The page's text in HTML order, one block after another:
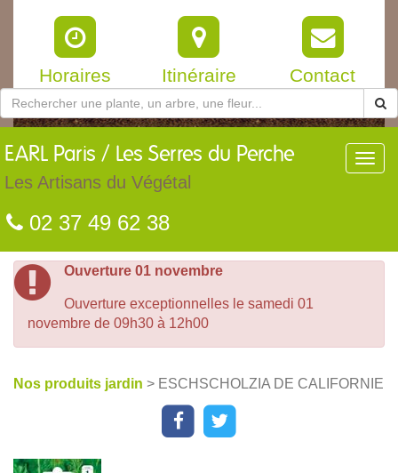
Horaires Itinéraire Contact
EARL Paris / Les Serres du Perche
Les Artisans du Végétal
02 37 49 62 38
Ouverture 01 novembre
Ouverture exceptionnelles le samedi 01
novembre de 09h30 à 12h00
Nos produits jardin > ESCHSCHOLZIA DE CALIFORNIE